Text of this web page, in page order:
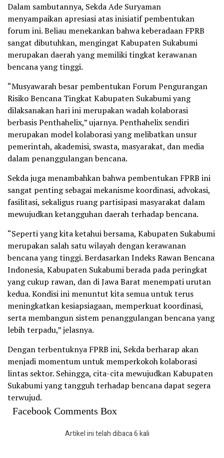
Dalam sambutannya, Sekda Ade Suryaman
menyampaikan apresiasi atas inisiatif pembentukan
forum ini. Beliau menekankan bahwa keberadaan FPRB
sangat dibutuhkan, mengingat Kabupaten Sukabumi
merupakan daerah yang memiliki tingkat kerawanan
bencana yang tinggi.
“Musyawarah besar pembentukan Forum Pengurangan
Risiko Bencana Tingkat Kabupaten Sukabumi yang
dilaksanakan hari ini merupakan wadah kolaborasi
berbasis Penthahelix,” ujarnya. Penthahelix sendiri
merupakan model kolaborasi yang melibatkan unsur
pemerintah, akademisi, swasta, masyarakat, dan media
dalam penanggulangan bencana.
Sekda juga menambahkan bahwa pembentukan FPRB ini
sangat penting sebagai mekanisme koordinasi, advokasi,
fasilitasi, sekaligus ruang partisipasi masyarakat dalam
mewujudkan ketangguhan daerah terhadap bencana.
“Seperti yang kita ketahui bersama, Kabupaten Sukabumi
merupakan salah satu wilayah dengan kerawanan
bencana yang tinggi. Berdasarkan Indeks Rawan Bencana
Indonesia, Kabupaten Sukabumi berada pada peringkat
yang cukup rawan, dan di Jawa Barat menempati urutan
kedua. Kondisi ini menuntut kita semua untuk terus
meningkatkan kesiapsiagaan, memperkuat koordinasi,
serta membangun sistem penanggulangan bencana yang
lebih terpadu,” jelasnya.
Dengan terbentuknya FPRB ini, Sekda berharap akan
menjadi momentum untuk memperkokoh kolaborasi
lintas sektor. Sehingga, cita-cita mewujudkan Kabupaten
Sukabumi yang tangguh terhadap bencana dapat segera
terwujud.
Facebook Comments Box
Artikel ini telah dibaca 6 kali